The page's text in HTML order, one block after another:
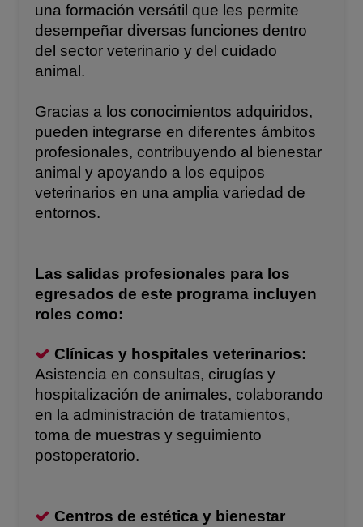
una formación versátil que les permite
desempeñar diversas funciones dentro
del sector veterinario y del cuidado
animal.
Gracias a los conocimientos adquiridos,
pueden integrarse en diferentes ámbitos
profesionales, contribuyendo al bienestar
animal y apoyando a los equipos
veterinarios en una amplia variedad de
entornos.
Las salidas profesionales para los
egresados de este programa incluyen
roles como:
Clínicas y hospitales veterinarios:
Asistencia en consultas, cirugías y
hospitalización de animales, colaborando
en la administración de tratamientos,
toma de muestras y seguimiento
postoperatorio.
Centros de estética y bienestar